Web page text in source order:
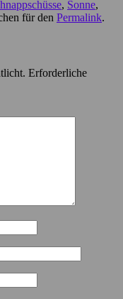
, Sonne,
für den Permalink.
Erforderliche